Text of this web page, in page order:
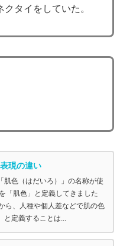
タイをしていた。
現の違い
肌色（はだいろ）」の名称が使
「肌色」と定義してきました
ら、人種や個人差などで肌の色
定義することは...